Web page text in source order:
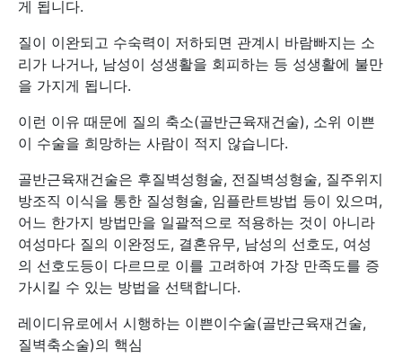
게 됩니다.
질이 이완되고 수숙력이 저하되면 관계시 바람빠지는 소
리가 나거나, 남성이 성생활을 회피하는 등 성생활에 불만
을 가지게 됩니다.
이런 이유 때문에 질의 축소(골반근육재건술), 소위 이쁜
이 수술을 희망하는 사람이 적지 않습니다.
골반근육재건술은 후질벽성형술, 전질벽성형술, 질주위지
방조직 이식을 통한 질성형술, 임플란트방법 등이 있으며,
어느 한가지 방법만을 일괄적으로 적용하는 것이 아니라
여성마다 질의 이완정도, 결혼유무, 남성의 선호도, 여성
의 선호도등이 다르므로 이를 고려하여 가장 만족도를 증
가시킬 수 있는 방법을 선택합니다.
레이디유로에서 시행하는 이쁜이수술(골반근육재건술,
질벽축소술)의 핵심